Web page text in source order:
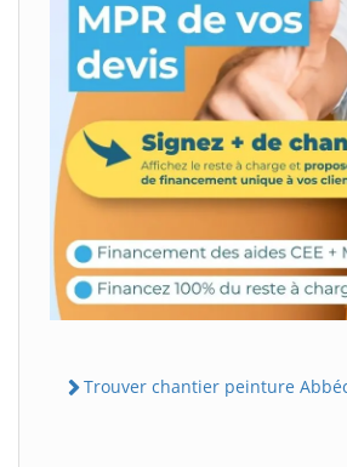
Trouver chantier peinture